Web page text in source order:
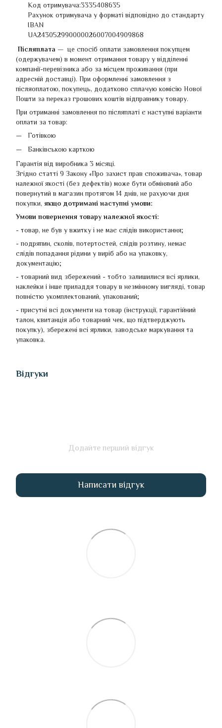
Код отримувача:3335408635
Рахунок отримувача у форматі відповідно до стандарту
IBAN
UA243052990000026007004909868
Післяплата — це спосіб оплати замовлення покупцем
(одержувачем) в момент отримання товару у відділенні
компанії-перевізника або за місцем проживання (при
адресній доставці). При оформленні замовлення з
післяоплатою, покупець, додатково сплачую комісію Нової
Пошти за переказ грошових коштів відправнику товару.
При отриманні замовлення по післяплаті є наступні варіанти
оплати за товар:
Готівкою
Банківською карткою
Гарантія від виробника 3 місяці.
Згідно статті 9 Закону «Про захист прав споживача», товар
належної якості (без дефектів) може бути обміняний або
повернутий в магазин протягом 14 днів, не рахуючи дня
покупки, якщо дотримані наступні умови:
Умови повернення товару належної якості:
- товар, не був у вжитку і не має слідів використання;
- подряпин, сколів, потертостей, слідів розтину, немає
слідів попадання рідини у виріб або на упаковку,
документацію;
- товарний вид збережений - тобто залишилися всі ярлики,
наклейки і інше приладдя товару в незмінному вигляді, товар
повністю укомплектований, упакований;
- присутні всі документи на товар (інструкції, гарантійний
талон, квитанція або товарний чек, що підтверджують
покупку), збережені всі ярлики, заводське маркування та
упаковка.
Відгуки
Додайте перший відгук
Написати відгук